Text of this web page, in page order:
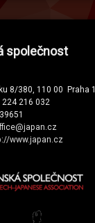
společnost
8/380, 110 00 Praha 1
216 032
www.japan.cz